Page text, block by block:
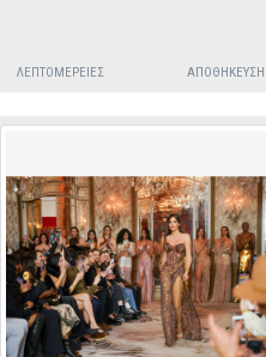
ΛΕΠΤΟΜΈΡΕΙΕΣ ΑΠΟΘΉΚΕΥΣΗ